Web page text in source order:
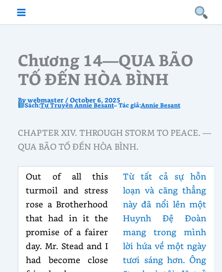
Chương 14—QUA BÃO
TỐ ĐẾN HÒA BÌNH
Bywebmaster /October 6, 2025
Sách:Tự Truyện Annie Besant– Tác giả:Annie Besant
CHAPTER XIV. THROUGH STORM TO PEACE. —
QUA BÃO TỐ ĐẾN HÒA BÌNH.
Out of all this
turmoil and stress
rose a Brotherhood
that had in it the
promise of a fairer
day. Mr. Stead and I
had become close
Từ tất cả sự hỗn
loạn và căng thẳng
này đã nổi lên một
Huynh Đệ Đoàn
mang trong mình
lời hứa về một ngày
tươi sáng hơn. Ông